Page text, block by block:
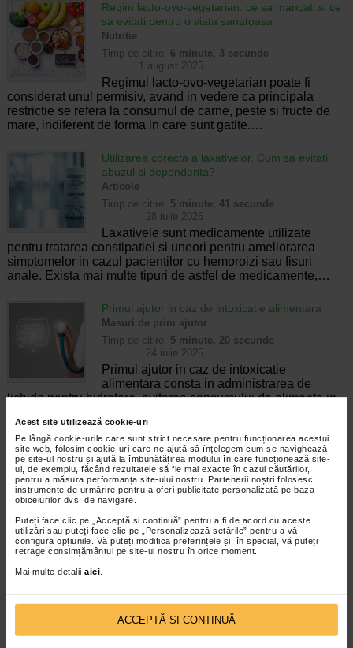
Acest site utilizează cookie-uri
Pe lângă cookie-urile care sunt strict necesare pentru funcționarea acestui
site web, folosim cookie-uri care ne ajută să înțelegem cum se navighează
pe site-ul nostru și ajută la îmbunătățirea modului în care funcționează site-
ul, de exemplu, făcând rezultatele să fie mai exacte în cazul căutărilor,
pentru a măsura performanța site-ului nostru. Partenerii noștri folosesc
instrumente de urmărire pentru a oferi publicitate personalizată pe baza
obiceiurilor dvs. de navigare.
Puteți face clic pe „Acceptă si continuă” pentru a fi de acord cu aceste
utilizări sau puteți face clic pe „Personalizează setările” pentru a vă
configura opțiunile. Vă puteți modifica preferințele și, în special, vă puteți
retrage consimțământul pe site-ul nostru în orice moment.
Mai multe detalii aici
ACCEPTĂ SI CONTINUĂ
Regim lacto-ovo-vegetarian: ce sa mancati si ce
sa evitati pentru o viata sanatoasa
Nutritie
Timp de citire: 6 minute, 3 secunde
1 august 2025
Regimul lacto-ovo-vegetarian poate fi
considerat unul permisiv, avand in vedere ca principala
restrictie se refera la consumul de carne, peste si fructe de
mare, indiferent de forma in care sunt gatite.…
Utilizarea corecta a laxativelor. Cum sa evitati
abuzul si dependenta?
Articole
Timp de citire: 5 minute, 41 secunde
28 iulie 2025
Laxativele sunt medicamente utilizate
pentru tratarea constipatiei si uneori pentru ameliorarea
simptomelor in cazul pacientilor cu hemoroizi sau fisuri
anale. Exista mai multe tipuri de astfel de medicamente,…
Primul ajutor in caz de intoxicatie alimentara
Masuri de prim ajutor
Timp de citire: 5 minute, 20 secunde
24 iulie 2025
Primul ajutor in caz de intoxicatie
alimentara consta in administrarea de
lichide pentru hidratare, evitarea consumului de alimente in
functiilor…
Electroencefalograma: ce este, ce rol are, cand
se recomanda
Proceduri medicale
Timp de citire:
29 iulie 2025
Electroencefalograma (EEG) este o
investigatie medicala neinvaziva ce inregistreaza activitatea
tulburarilor de somn, encefalitelor, maladiei…
De ce se cojeste pielea dupa arsura solara si ce
trebuie sa faceti?
Protectie solara